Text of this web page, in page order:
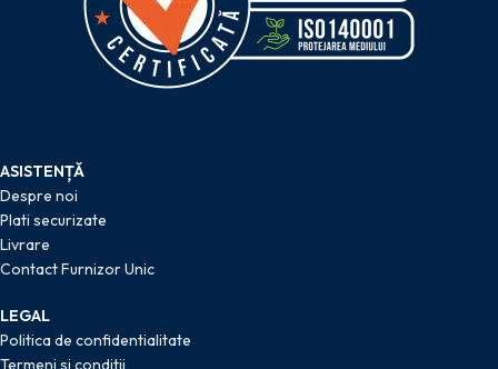
ASISTENȚĂ
Despre noi
Plati securizate
Livrare
Contact Furnizor Unic
LEGAL
Politica de confidentialitate
Termeni si conditii